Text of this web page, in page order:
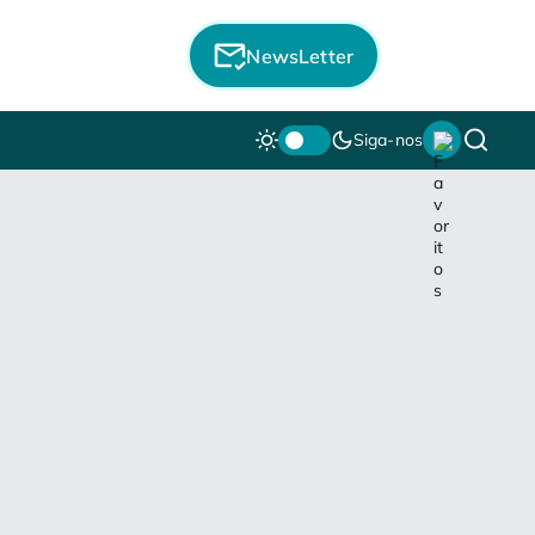
NewsLetter
Siga-nos